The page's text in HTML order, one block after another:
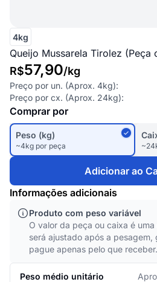
Informações adicionais
Produto com peso variável
O valor da peça ou caixa é
será ajustado após a
pague apenas pelo que receber.
Peso médio unitário
4kg
Queijo Mussarela Tirolez
R$57,90/kg
Preço por un. (Aprox. 4kg):
Preço por cx. (Aprox. 24kg):
Comprar por
Peso (kg)
~4kg por peça
Adicionar ao